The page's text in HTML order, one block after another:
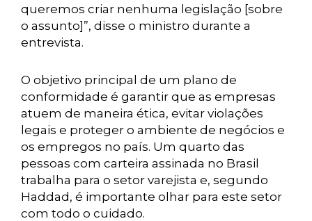
queremos criar nenhuma legislação [sobre
o assunto]”, disse o ministro durante a
entrevista.
O objetivo principal de um plano de
conformidade é garantir que as empresas
atuem de maneira ética, evitar violações
legais e proteger o ambiente de negócios e
os empregos no país. Um quarto das
pessoas com carteira assinada no Brasil
trabalha para o setor varejista e, segundo
Haddad, é importante olhar para este setor
com todo o cuidado.